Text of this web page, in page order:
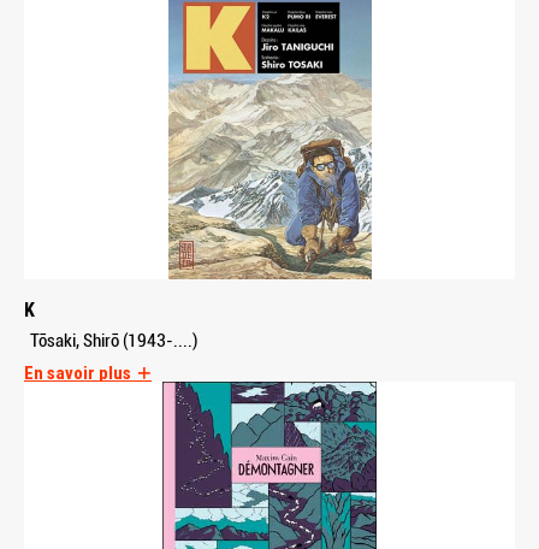
K
Tōsaki, Shirō (1943-....)
En savoir plus